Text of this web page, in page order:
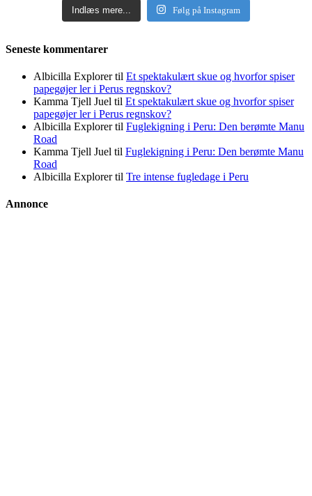
Indlæs mere... Følg på Instagram
Seneste kommentarer
Albicilla Explorertil Et spektakulært skue og hvorfor spiser
papegøjer ler i Perus regnskov?
Kamma Tjell Juel til Et spektakulært skue og hvorfor spiser
papegøjer ler i Perus regnskov?
Albicilla Explorertil Fuglekigning i Peru: Den berømte Manu
Road
Kamma Tjell Juel til Fuglekigning i Peru: Den berømte Manu
Road
Albicilla Explorertil Tre intense fugledage i Peru
Annonce